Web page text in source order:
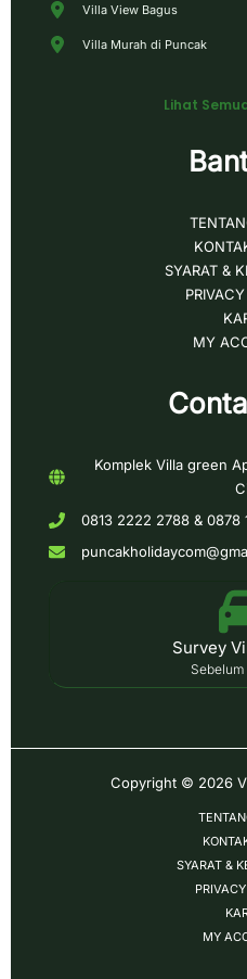
Villa View Bagus
Villa Murah di Puncak
Lihat
SYARAT &
MY
Komplek Villa green
0813 2222 2788 & 0878
Survey
Copyright © 2026
SYARAT &
MY